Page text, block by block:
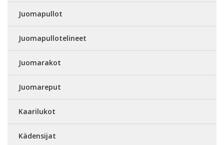
Juomapullot
Juomapullotelineet
Juomarakot
Juomareput
Kaarilukot
Kädensijat